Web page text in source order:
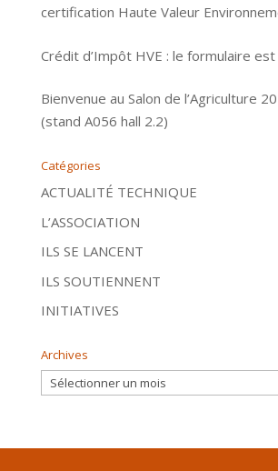
certification Haute Valeur
Crédit d’Impôt HVE : le formulaire
Bienvenue au Salon de l’Agriculture
(stand A056 hall 2.2)
Catégories
ACTUALITÉ TECHNIQUE
L’ASSOCIATION
ILS SE LANCENT
ILS SOUTIENNENT
INITIATIVES
Archives
Archives